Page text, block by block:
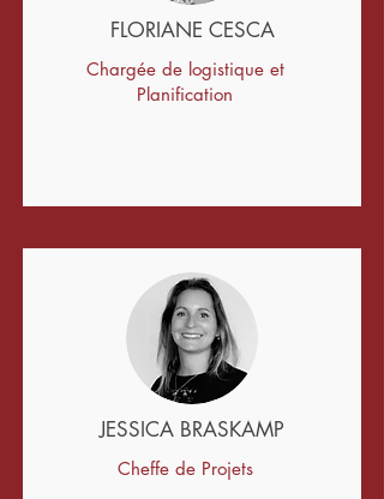
FLORIANE CESCA
Chargée de logistique et
Planification
JESSICA BRASKAMP
Cheffe de Projets